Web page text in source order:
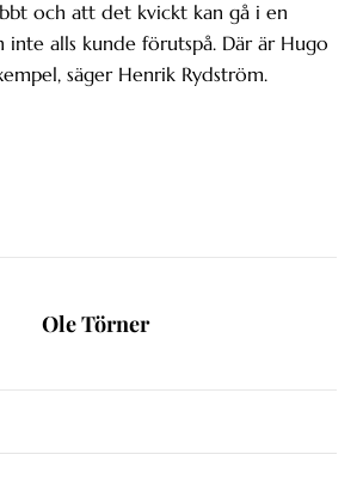
och att det kvickt kan gå i en
inte alls kunde förutspå. Där är Hugo
säger Henrik Rydström.
Ole Törner